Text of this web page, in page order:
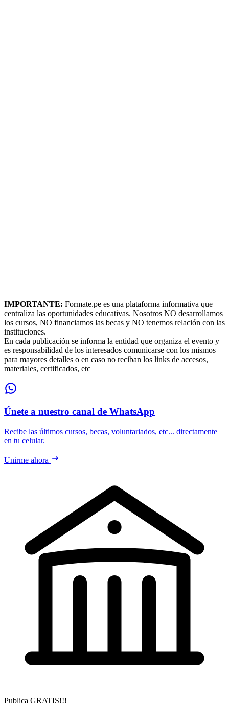
IMPORTANTE: Formate.pe es una plataforma informativa que
centraliza las oportunidades educativas. Nosotros NO desarrollamos
los cursos, NO financiamos las becas y NO tenemos relación con las
instituciones.
En cada publicación se informa la entidad que organiza el evento y
es responsabilidad de los interesados comunicarse con los mismos
para mayores detalles o en caso no reciban los links de accesos,
materiales, certificados, etc
Únete a nuestro canal de WhatsApp
Recibe las últimos cursos, becas, voluntariados, etc... directamente
en tu celular.
Unirme ahora
Publica GRATIS!!!